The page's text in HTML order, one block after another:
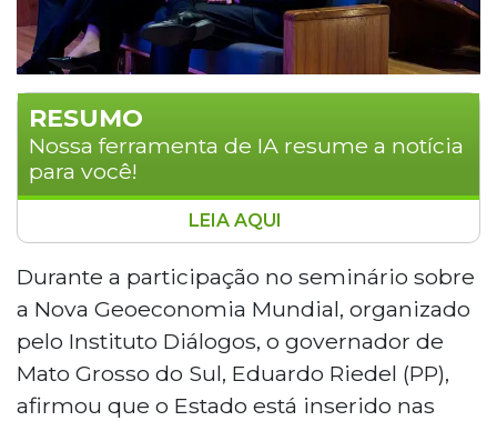
RESUMO
Nossa ferramenta de IA resume a notícia
para você!
O governador Eduardo Riedel participou do
seminário sobre a Nova Geoeconomia Mundial,
em São Paulo, e afirmou que Mato Grosso do
Sul está inserido nas discussões internacionais
sobre segurança alimentar, sustentabilidade e
transição energética. Ele destacou
investimentos em educação, infraestrutura e
LEIA AQUI
Durante a participação no seminário sobre
a Nova Geoeconomia Mundial, organizado
pelo Instituto Diálogos, o governador de
Mato Grosso do Sul, Eduardo Riedel (PP),
afirmou que o Estado está inserido nas